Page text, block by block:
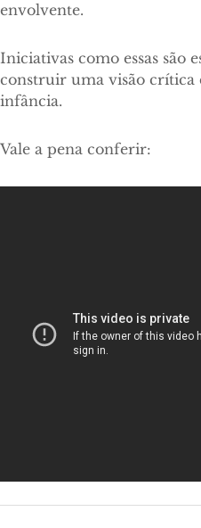
envolvente.
Iniciativas como essas são
construir uma visão crítica
infância.
Vale a pena conferir: